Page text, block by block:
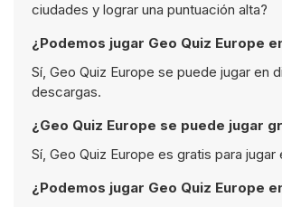
ciudades y lograr una puntuación alta?
¿Podemos jugar Geo Quiz Europe
Sí, Geo Quiz Europe se puede jugar
descargas.
¿Geo Quiz Europe se puede jugar
Sí, Geo Quiz Europe es gratis para
¿Podemos jugar Geo Quiz Europe